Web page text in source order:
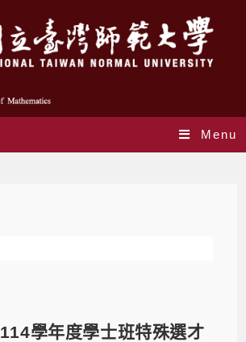
Menu
114學年度學士班特殊選才